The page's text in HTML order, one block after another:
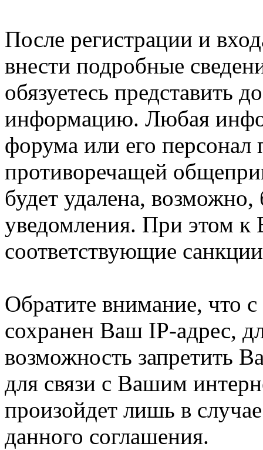
После регистрации и
внести подробные
обязуетесь представить
информацию. Любая
форума или его персонал
противоречащей
будет удалена, возможно,
уведомления. При этом
соответствующие
Обратите внимание, что
сохранен Ваш IP-адрес,
возможность запретить
для связи с Вашим
произойдет лишь в
данного соглашения.